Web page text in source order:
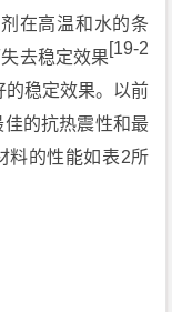
在高温和水的条
去稳定效果[19-2
的稳定效果。以前
的抗热震性和最
料的性能如表2所